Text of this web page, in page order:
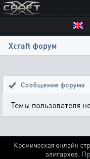
Xcraft форум
Сообщение форума
Темы пользователя
Космическая онлайн
алигархов.